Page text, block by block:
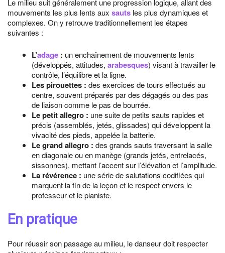
Le milieu suit généralement une progression logique, allant des
mouvements les plus lents aux sauts les plus dynamiques et
complexes. On y retrouve traditionnellement les étapes
suivantes :
L’adage : un enchaînement de mouvements lents
(développés, attitudes, arabesques) visant à travailler le
contrôle, l’équilibre et la ligne.
Les pirouettes : des exercices de tours effectués au
centre, souvent préparés par des dégagés ou des pas
de liaison comme le pas de bourrée.
Le petit allegro : une suite de petits sauts rapides et
précis (assemblés, jetés, glissades) qui développent la
vivacité des pieds, appelée la batterie.
Le grand allegro : des grands sauts traversant la salle
en diagonale ou en manège (grands jetés, entrelacés,
sissonnes), mettant l’accent sur l’élévation et l’amplitude.
La révérence : une série de salutations codifiées qui
marquent la fin de la leçon et le respect envers le
professeur et le pianiste.
En pratique
Pour réussir son passage au milieu, le danseur doit respecter